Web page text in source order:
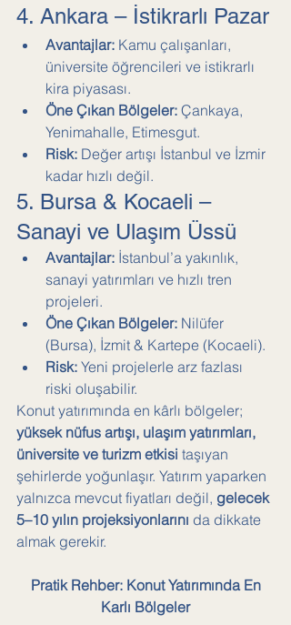
4. Ankara – İstikrarlı Pazar
Avantajlar: Kamu çalışanları,
üniversite öğrencileri ve istikrarlı
kira piyasası.
Öne Çıkan Bölgeler: Çankaya,
Yenimahalle, Etimesgut.
Risk: Değer artışı İstanbul ve İzmir
kadar hızlı değil.
5. Bursa & Kocaeli –
Sanayi ve Ulaşım Üssü
Avantajlar: İstanbul’a yakınlık,
sanayi yatırımları ve hızlı tren
projeleri.
Öne Çıkan Bölgeler: Nilüfer
(Bursa), İzmit & Kartepe (Kocaeli).
Risk: Yeni projelerle arz fazlası
riski oluşabilir.
Konut yatırımında en kârlı bölgeler;
yüksek nüfus artışı, ulaşım yatırımları,
üniversite ve turizm etkisi taşıyan
şehirlerde yoğunlaşır. Yatırım yaparken
yalnızca mevcut fiyatları değil, gelecek
5–10 yılın projeksiyonlarını da dikkate
almak gerekir.
Pratik Rehber: Konut Yatırımında En
Karlı Bölgeler